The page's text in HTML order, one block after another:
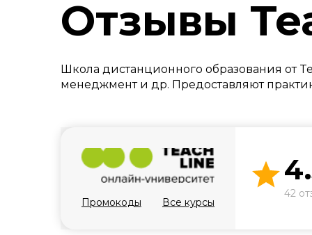
Отзывы
Школа дистанционного образования от
менеджмент и др. Предоставляют
Промокоды Все курсы
42